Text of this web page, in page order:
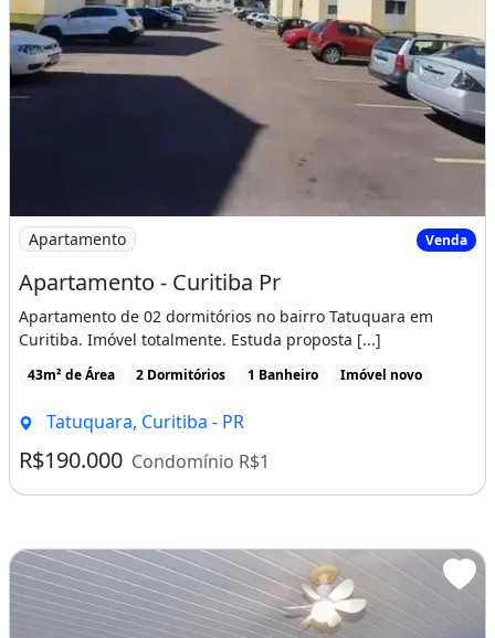
Imagem: Apartamento - Curitiba Pr
Apartamento Venda
Apartamento - Curitiba Pr
Apartamento de 02 dormitórios no bairro Tatuquara em
Curitiba. Imóvel totalmente. Estuda proposta [...]
43m² de Área 2 Dormitórios 1 Banheiro Imóvel novo
Tatuquara, Curitiba - PR
R$190.000 Condomínio R$1